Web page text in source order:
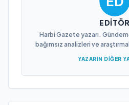
EDITÖR
Harbi Gazete yazarı.
bağımsız analizleri ve
YAZARIN DIĞER